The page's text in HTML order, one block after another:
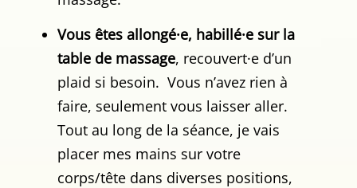
Vous êtes allongé·e, habillé·e sur la
table de massage, recouvert·e d’un
plaid si besoin. Vous n’avez rien à
faire, seulement vous laisser aller.
Tout au long de la séance, je vais
placer mes mains sur votre
corps/tête dans diverses positions,